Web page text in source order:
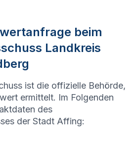
beim
Landkreis
ist die offizielle Behörde,
ermittelt. Im Folgenden
des
der Stadt Affing: